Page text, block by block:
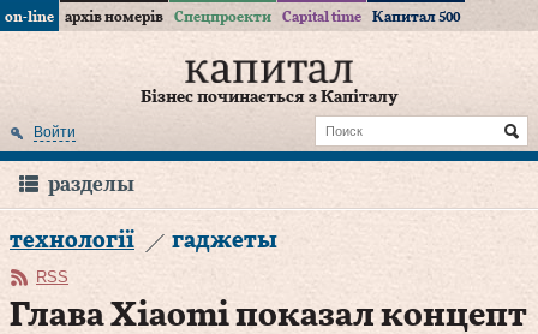
on-line архів номерів Спецпроекти Capital time Капитал 500
Бізнес починається з Капіталу
Войти
разделы
технології гаджеты
RSS
Глава Xiaomi показал концепт